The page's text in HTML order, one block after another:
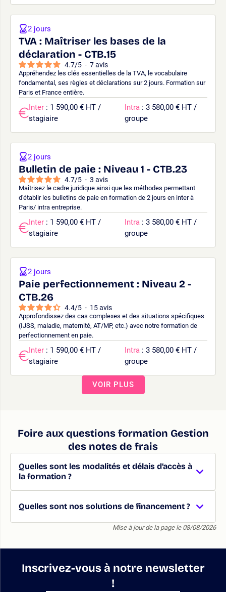
TVA : Maîtriser les bases de la
déclaration - CTB.15
4.7/5 - 7avis
Appréhendez les clés essentielles de la TVA, le vocabulaire
fondamental, ses règles et déclarations sur 2 jours. Formation sur
Paris et France entière.
2 jours
Inter : 1 590,00 € HT /
stagiaire
Intra : 3 580,00 € HT /
groupe
Bulletin de paie : Niveau 1 - CTB.23
4.7/5 - 3 avis
Maîtrisez le cadre juridique ainsi que les méthodes permettant
d'établir les bulletins de paie en formation de 2 jours en inter à
Paris/ intra entreprise.
2 jours
Inter : 1 590,00 € HT /
stagiaire
Intra : 3 580,00 € HT /
groupe
Paie perfectionnement : Niveau 2 -
CTB.26
4.4/5 - 15avis
Approfondissez des cas complexes et des situations spécifiques
(IJSS, maladie, maternité, AT/MP, etc.) avec notre formation de
perfectionnement en paie.
2 jours
Inter : 1 590,00 € HT /
stagiaire
Intra : 3 580,00 € HT /
groupe
VOIR PLUS
Foire aux questions formation Gestion
des notes de frais
Quelles sont les modalités et délais d’accès à
la formation ?
Quelles sont nos solutions de financement ?
Mise à jour de la page le 08/08/2026
Inscrivez-vous à notre newsletter
!